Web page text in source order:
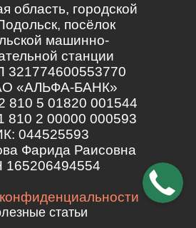
область, городской
посёлок
машинно-
станции
«АЛЬФА-БАНК»
810 5 01820 001544
810 2 00000 000593
044525593
Фарида Раисовна
статьи